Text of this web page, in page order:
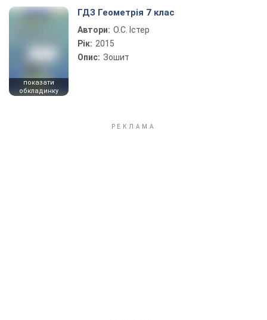
показати
обкладинку
ГДЗ Геометрія 7 клас
Автори: О.С. Істер
Рік: 2015
Опис: Зошит